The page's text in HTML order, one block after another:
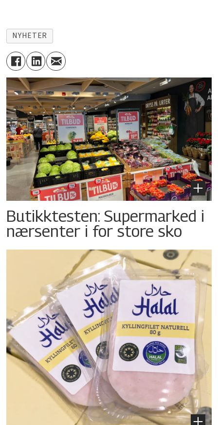
NYHETER
Butikktesten: Supermarked i
nærsenter i for store sko